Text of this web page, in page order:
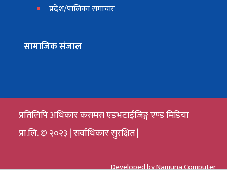
प्रदेश/पालिका समाचार
सामाजिक संजाल
प्रतिलिपि अधिकार कसमस एडभटाईजिङ्ग एण्ड मिडिया
प्रा.लि. © २०२३ | सर्वाधिकार सुरक्षित |
Developed byNamuna Computer